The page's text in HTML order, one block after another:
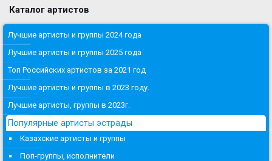
Каталог артистов
Лучшие артисты и группы 2024 года
Лучшие артисты и группы 2025 года
Топ Российских артистов за 2021 год
Лучшие артисты и группы в 2023 году.
Лучшие артисты, группы в 2023г.
Популярные артисты эстрады
Казахские артисты и группы
Поп-группы, исполнители